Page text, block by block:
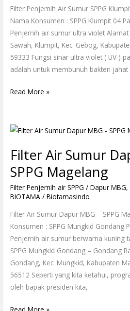
Filter Penjernih Air Sumur SPPG
Nama Konsumen : SPPG Klumpit 04
Penjernih air sumur ultra violet Alamat
Sawah, Klumpit, Kec. Gebog,
59333 Fungsi sinar ultra violet ( UV )
adalah untuk membunuh bakteri jahat
Kudus
Jawa
Tengah
Read More »
Filter Air Sumur
SPPG Magelang
Filter Penjernih air SPPG / Dapur MBG,
BIOTAMA /Biotamasindo
Filter Air Sumur Dapur MBG – SPPG
Konsumen : SPPG Mungkid Gondang
Penjernih air sumur berwarna kuning
SPPG Mungkid Gondang – Gondang
Gondang, Kec. Mungkid, Kabupaten
56512 Seperti yang kita ketahui,
oleh bapak presiden kita,
Filter
Sumur
Dapur
MBG
–
SPPG
Magelang
Read More »